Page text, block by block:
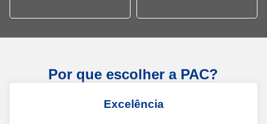
Por que escolher a PAC?
Excelência